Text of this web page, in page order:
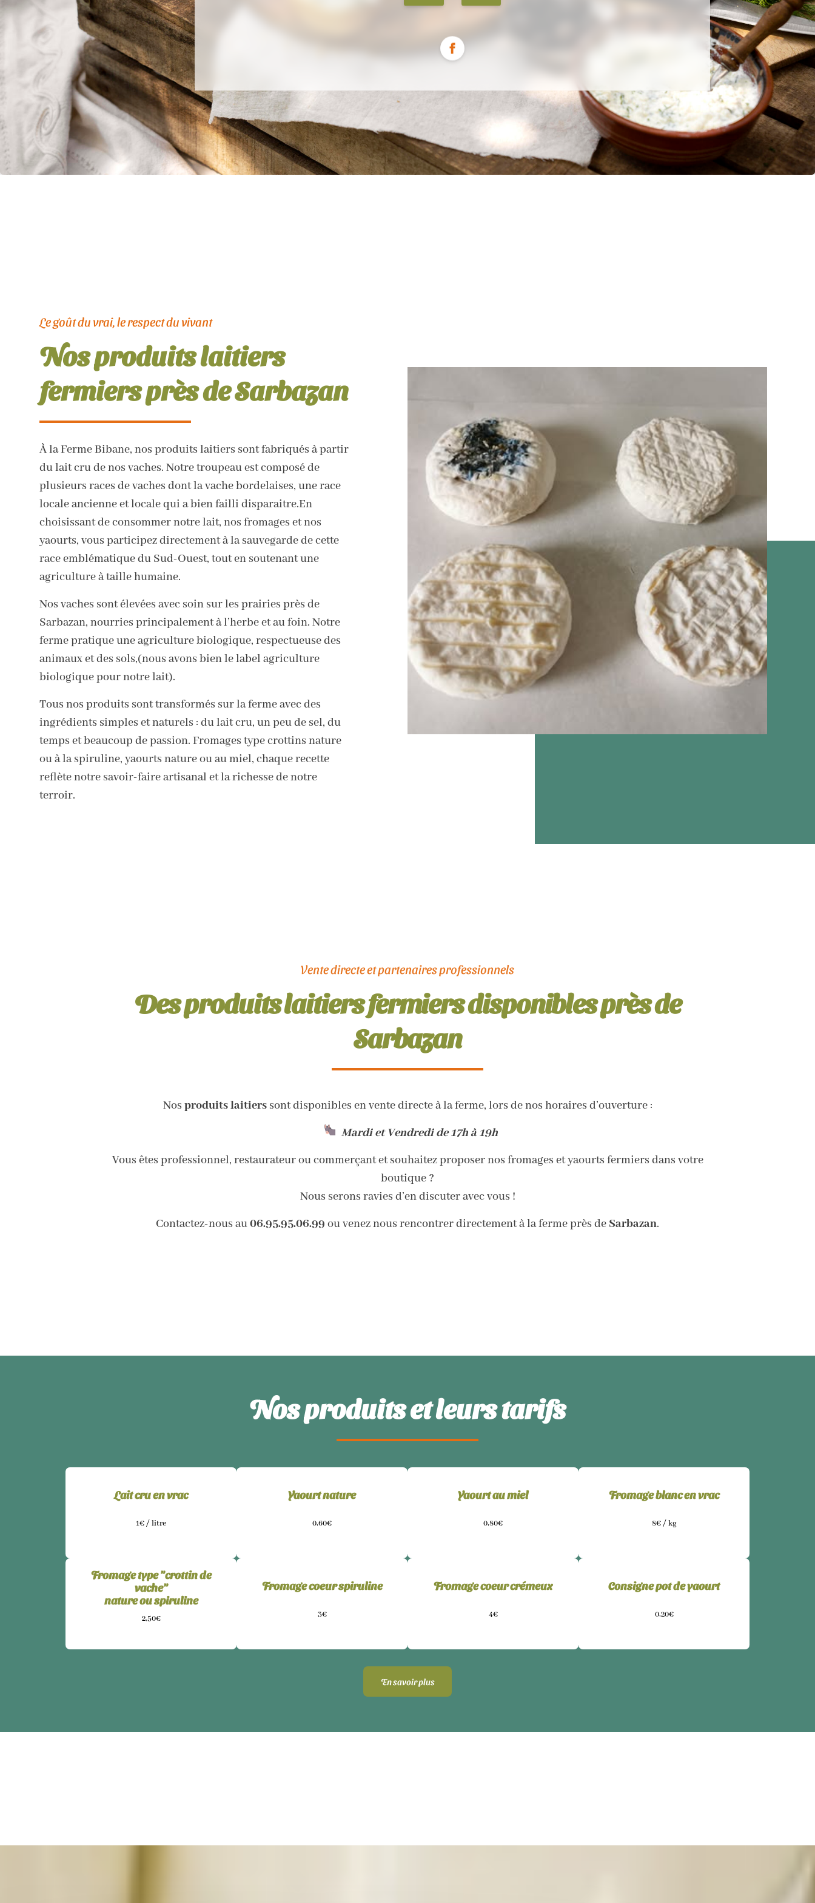
Le goût du vrai, le respect du vivant
Nos produits laitiers
fermiers près de Sarbazan
À la Ferme Bibane, nos produits laitiers sont fabriqués à partir
du lait cru de nos vaches. Notre troupeau est composé de
plusieurs races de vaches dont la vache bordelaises, une race
locale ancienne et locale qui a bien failli disparaitre.En
choisissant de consommer notre lait, nos fromages et nos
yaourts, vous participez directement à la sauvegarde de cette
race emblématique du Sud-Ouest, tout en soutenant une
agriculture à taille humaine.
Nos vaches sont élevées avec soin sur les prairies près de
Sarbazan, nourries principalement à l’herbe et au foin. Notre
ferme pratique une agriculture biologique, respectueuse des
animaux et des sols,(nous avons bien le label agriculture
biologique pour notre lait).
Tous nos produits sont transformés sur la ferme avec des
ingrédients simples et naturels : du lait cru, un peu de sel, du
temps et beaucoup de passion. Fromages type crottins nature
ou à la spiruline, yaourts nature ou au miel, chaque recette
reflète notre savoir-faire artisanal et la richesse de notre
terroir.
Vente directe et partenaires professionnels
Des produits laitiers fermiers disponibles près de
Sarbazan
Nos produits laitierssont disponibles en vente directe à la ferme, lors de nos horaires d’ouverture :
Mardi et Vendredi de 17h à 19h
Vous êtes professionnel, restaurateur ou commerçant et souhaitez proposer nos fromages et yaourts fermiers dans votre
boutique ?
Nous serons ravies d’en discuter avec vous !
Contactez-nous au06.95.95.06.99 ou venez nous rencontrer directement à la ferme près de Sarbazan.
Nos produits et leurs tarifs
Lait cru en vrac
1€ / litre
Yaourt nature
0,60€
Yaourt au miel
0,80€
Fromage blanc en vrac
8€ / kg
Fromage type "crottin de
vache"
nature ou spiruline
2,50€
Fromage coeur spiruline
3€
Fromage coeur crémeux
4€
Consigne pot de yaourt
0,20€
En savoir plus